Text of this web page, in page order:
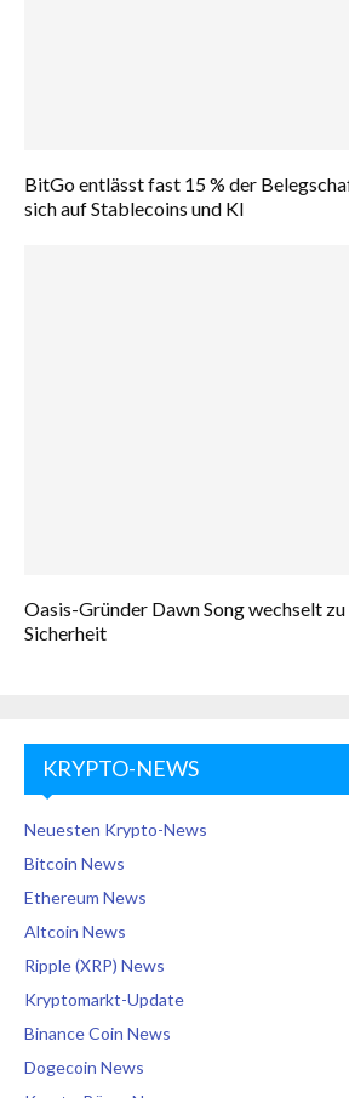
BitGo entlässt fast 15 % der
sich auf Stablecoins und KI
Oasis-Gründer Dawn Song wechselt
Sicherheit
KRYPTO-NEWS
Neuesten Krypto-News
Bitcoin News
Ethereum News
Altcoin News
Ripple (XRP) News
Kryptomarkt-Update
Binance Coin News
Dogecoin News